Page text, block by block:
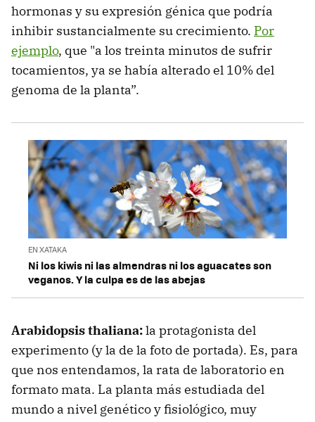
hormonas y su expresión génica que podría
inhibir sustancialmente su crecimiento. Por
ejemplo, que "a los treinta minutos de sufrir
tocamientos, ya se había alterado el 10% del
genoma de la planta”.
EN XATAKA
Ni los kiwis ni las almendras ni los aguacates son
veganos. Y la culpa es de las abejas
Arabidopsis thaliana:la protagonista del
experimento (y la de la foto de portada). Es, para
que nos entendamos, la rata de laboratorio en
formato mata. La planta más estudiada del
mundo a nivel genético y fisiológico, muy